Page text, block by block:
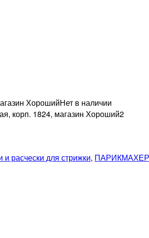
ХорошийНет в наличии
корп. 1824, магазин Хороший2
и расчески для стрижки,